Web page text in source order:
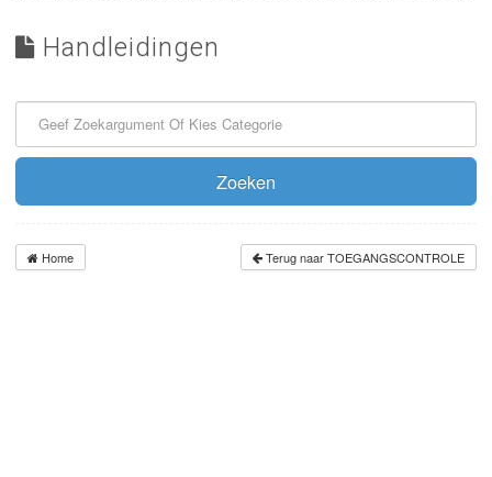
Handleidingen
Zoeken
Home Terug naar TOEGANGSCONTROLE